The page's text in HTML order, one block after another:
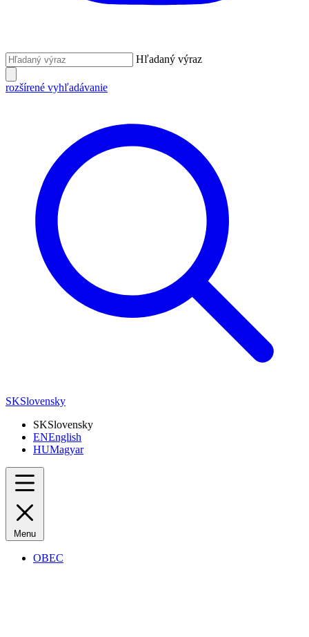
Hľadaný výraz
rozšírené vyhľadávanie
SKSlovensky
SKSlovensky
ENEnglish
HUMagyar
Menu
OBEC